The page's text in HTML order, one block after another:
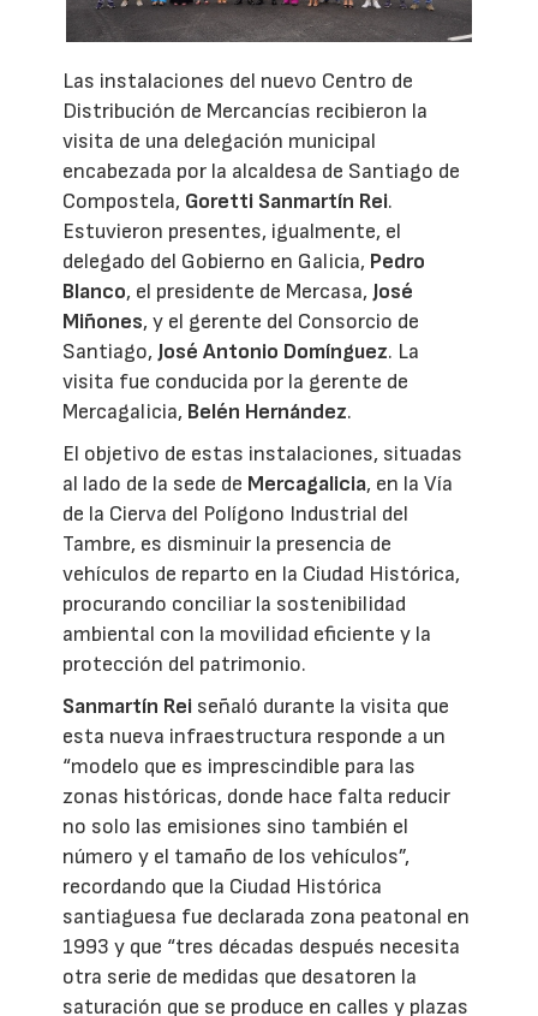
Las instalaciones del nuevo Centro de
Distribución de Mercancías recibieron la
visita de una delegación municipal
encabezada por la alcaldesa de Santiago de
Compostela, Goretti Sanmartín Rei.
Estuvieron presentes, igualmente, el
delegado del Gobierno en Galicia, Pedro
Blanco, el presidente de Mercasa, José
Miñones, y el gerente del Consorcio de
Santiago, José Antonio Domínguez. La
visita fue conducida por la gerente de
Mercagalicia, Belén Hernández.
El objetivo de estas instalaciones, situadas
al lado de la sede de Mercagalicia, en la Vía
de la Cierva del Polígono Industrial del
Tambre, es disminuir la presencia de
vehículos de reparto en la Ciudad Histórica,
procurando conciliar la sostenibilidad
ambiental con la movilidad eficiente y la
protección del patrimonio.
Sanmartín Rei señaló durante la visita que
esta nueva infraestructura responde a un
“modelo que es imprescindible para las
zonas históricas, donde hace falta reducir
no solo las emisiones sino también el
número y el tamaño de los vehículos”,
recordando que la Ciudad Histórica
santiaguesa fue declarada zona peatonal en
1993 y que “tres décadas después necesita
otra serie de medidas que desatoren la
saturación que se produce en calles y plazas